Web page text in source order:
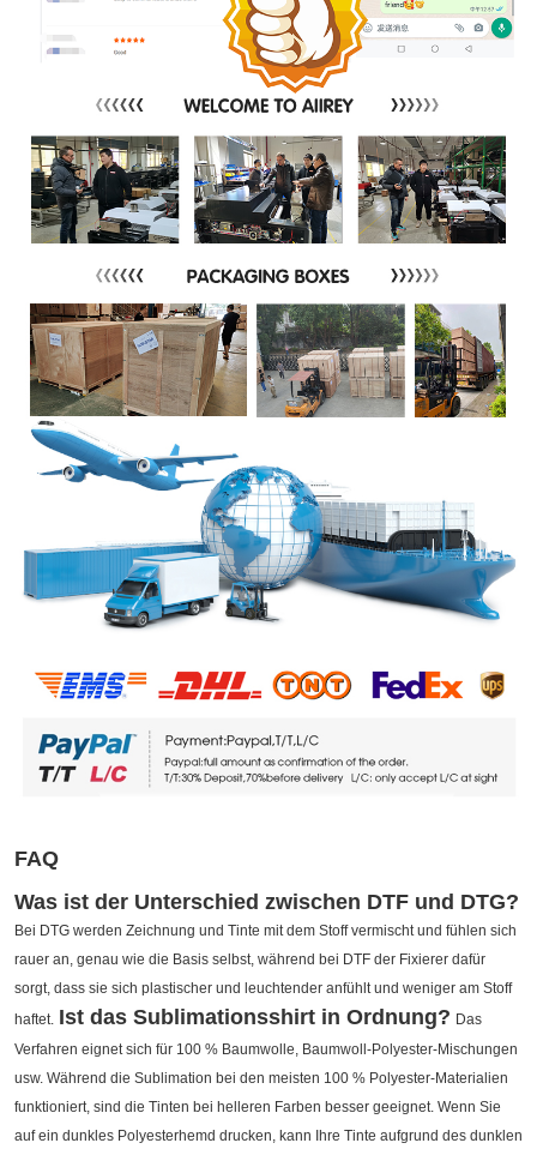
FAQ
Was ist der Unterschied zwischen DTF und DTG?
Bei DTG werden Zeichnung und Tinte mit dem Stoff vermischt und fühlen sich
rauer an, genau wie die Basis selbst, während bei DTF der Fixierer dafür
sorgt, dass sie sich plastischer und leuchtender anfühlt und weniger am Stoff
haftet. Ist das Sublimationsshirt in Ordnung? Das
Verfahren eignet sich für 100 % Baumwolle, Baumwoll-Polyester-Mischungen
usw. Während die Sublimation bei den meisten 100 % Polyester-Materialien
funktioniert, sind die Tinten bei helleren Farben besser geeignet. Wenn Sie
auf ein dunkles Polyesterhemd drucken, kann Ihre Tinte aufgrund des dunklen